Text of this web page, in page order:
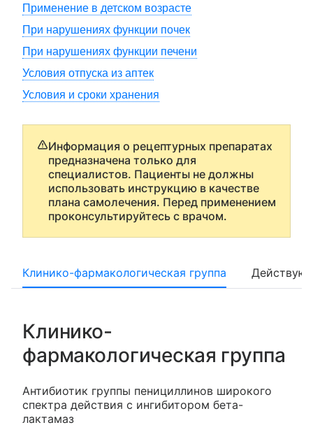
Применение в детском возрасте
При нарушениях функции почек
При нарушениях функции печени
Условия отпуска из аптек
Условия и сроки хранения
Информация о рецептурных препаратах
предназначена только для
специалистов. Пациенты не должны
использовать инструкцию в качестве
плана самолечения. Перед применением
проконсультируйтесь с врачом.
Клинико-фармакологическая группа
Клинико-
фармакологическая группа
Антибиотик группы пенициллинов широкого
спектра действия с ингибитором бета-
лактамаз